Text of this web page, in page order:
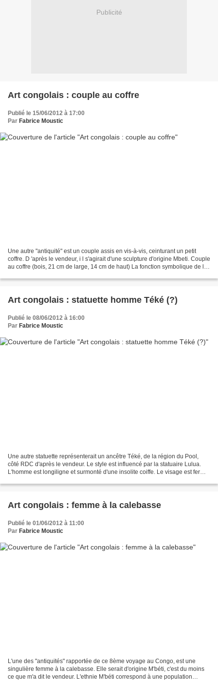
Publicité
Art congolais : couple au coffre
Publié le 15/06/2012 à 17:00
Par Fabrice Moustic
Une autre "antiquité" est un couple assis en vis-à-vis, ceinturant un petit
coffre. D 'après le vendeur, i l s'agirait d'une sculpture d'origine Mbeti. Couple
au coffre (bois, 21 cm de large, 14 cm de haut) La fonction symbolique de la
Art congolais : statuette homme Téké (?)
Publié le 08/06/2012 à 16:00
Par Fabrice Moustic
Une autre statuette représenterait un ancêtre Téké, de la région du Pool,
côté RDC d'après le vendeur. Le style est influencé par la statuaire Lulua.
L'homme est longiligne et surmonté d'une insolite coiffe. Le visage est fermé,
Art congolais : femme à la calebasse
Publié le 01/06/2012 à 11:00
Par Fabrice Moustic
L'une des "antiquités" rapportée de ce 8ème voyage au Congo, est une
singulière femme à la calebasse. Elle serait d'origine M'béti, c'est du moins
ce que m'a dit le vendeur. L'ethnie M'béti correspond à une population